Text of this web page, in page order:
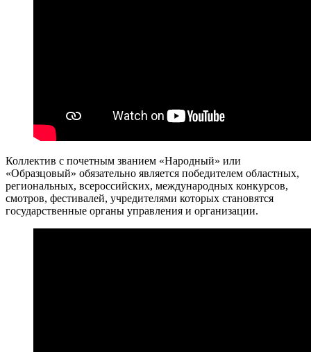
Коллектив с почетным званием «Народный» или
«Образцовый» обязательно является победителем областных,
региональных, всероссийских, международных конкурсов,
смотров, фестивалей, учредителями которых становятся
государственные органы управления и организации.